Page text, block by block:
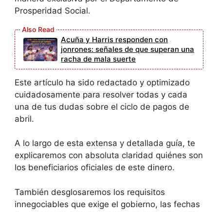
Prosperidad Social.
Acuña y Harris responden con
jonrones: señales de que superan una
racha de mala suerte
Este artículo ha sido redactado y optimizado
cuidadosamente para resolver todas y cada
una de tus dudas sobre el ciclo de pagos de
abril.
A lo largo de esta extensa y detallada guía, te
explicaremos con absoluta claridad quiénes son
los beneficiarios oficiales de este dinero.
También desglosaremos los requisitos
innegociables que exige el gobierno, las fechas